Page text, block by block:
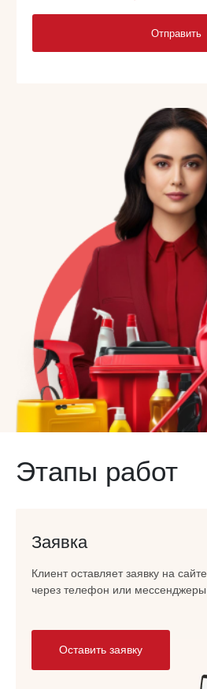
Отправить
Этапы работ
Заявка
Клиент оставляет заявку на сайте,
через телефон или мессенджеры
Оставить заявку